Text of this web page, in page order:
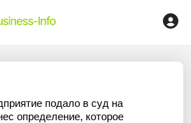
подало в суд на
определение, которое